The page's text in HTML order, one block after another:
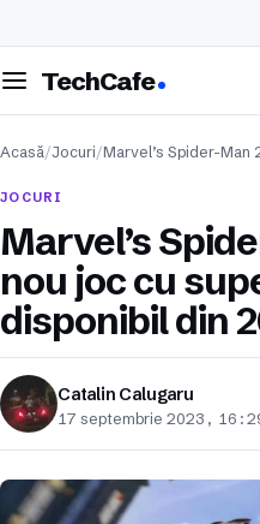
meniul
TechCafe
Acasă/Jocuri/Marvel’s Spider-Man
JOCURI
Marvel’s
nou joc cu
disponibil din
Catalin Calugaru
17 septembrie 2023,